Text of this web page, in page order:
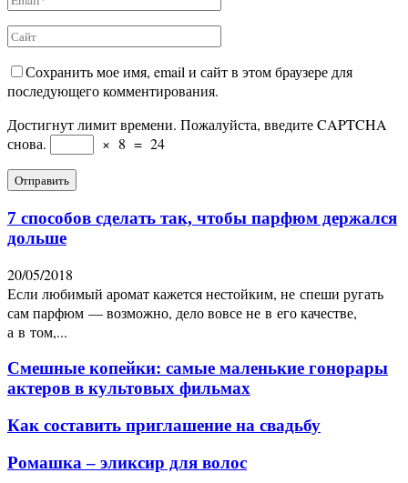
Сохранить мое имя, email и сайт в этом браузере для
последующего комментирования.
Достигнут лимит времени. Пожалуйста, введите CAPTCHA
снова.
× 8 = 24
7 способов сделать так, чтобы парфюм держался
дольше
20/05/2018
Если любимый аромат кажется нестойким, не спеши ругать
сам парфюм — возможно, дело вовсе не в его качестве,
а в том,...
Смешные копейки: самые маленькие гонорары
актеров в культовых фильмах
Как составить приглашение на свадьбу
Ромашка – эликсир для волос